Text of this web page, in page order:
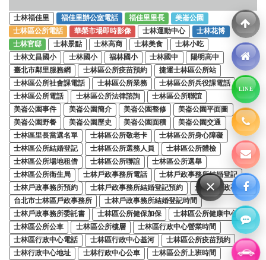
士林福佳里 福佳里辦公室電話 福佳里里長
美崙公園
士林區公所電話
華榮市場即時影像 士林運動中心
士林花博
士林官邸
士林景點 士林高商 士林美食
士林小吃
士林文昌國小
士林國小 福林國小 士林國中
陽明高中
臺北市鄰里服務網
士林區公所疫苗預約
捷運士林區公所站
士林區公所社會課電話
士林區公所業務
士林區公所兵役課電話
士林區公所電話
士林區公所法律諮詢
士林區公所聯誼
美崙公園事件
美崙公園簡介 美崙公園整修
美崙公園平面圖
美崙公園野餐
美崙公園歷史 美崙公園面積
美崙公園交通
士林區里長當選名單
士林區公所敬老卡
士林區公所身心障礙
士林區公所結婚登記
士林區公所選務人員
士林區公所體檢
士林區公所場地租借
士林區公所聯誼
士林區公所選舉
士林區公所衛生局
士林戶政事務所電話
士林戶政事務所結婚登記
士林戶政事務所預約
士林戶政事務所結婚登記預約
士林區戶政事務所
台北市士林區戶政事務所
士林戶政事務所結婚登記時間
士林戶政事務所委託書
士林區公所健保加保
士林區公所健康中心
士林區公所公車
士林區公所樓層
士林區行政中心營業時間
士林區行政中心電話
士林區行政中心基河
士林區公所疫苗預約
士林行政中心地址
士林行政中心公車 士林區公所上班時間
LINE
×